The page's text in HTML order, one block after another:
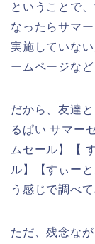
ということで
なったらサマ
実施していな
ームページな
だから、友達
るぱい サマー
ムセール】【
ル】【すぃー
う感じで調べ
ただ、残念な